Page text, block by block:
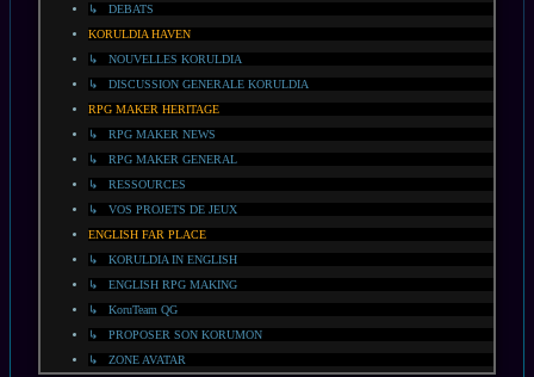
↳ DEBATS
KORULDIA HAVEN
↳ NOUVELLES KORULDIA
↳ DISCUSSION GENERALE KORULDIA
RPG MAKER HERITAGE
↳ RPG MAKER NEWS
↳ RPG MAKER GENERAL
↳ RESSOURCES
↳ VOS PROJETS DE JEUX
ENGLISH FAR PLACE
↳ KORULDIA IN ENGLISH
↳ ENGLISH RPG MAKING
↳ KoruTeam QG
↳ PROPOSER SON KORUMON
↳ ZONE AVATAR